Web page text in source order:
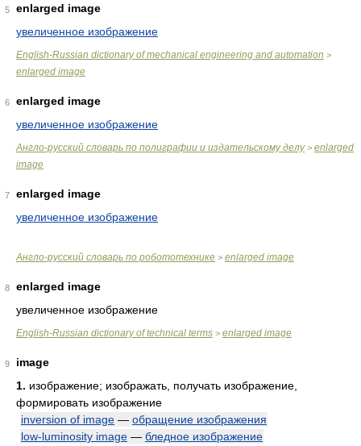
5
enlarged image
увеличенное изображение
English-Russian dictionary of mechanical engineering and automation >
enlarged image
6
enlarged image
увеличенное изображение
Англо-русский словарь по полиграфии и издательскому делу> enlarged
image
7
enlarged image
увеличенное изображение
Англо-русский словарь по робототехнике > enlarged image
8
enlarged image
увеличенное изображение
English-Russian dictionary of technical terms > enlarged image
9
image
1. изображение; изображать, получать изображение,
формировать изображение
inversion of image — обращение изображения
low-luminosity image — бледное изображение